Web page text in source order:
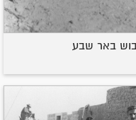
באר שבע